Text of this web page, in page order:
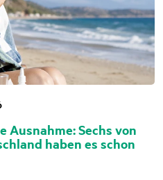
Ausnahme: Sechs von
haben es schon